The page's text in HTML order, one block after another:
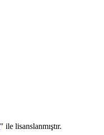
" ile lisanslanmıştır.